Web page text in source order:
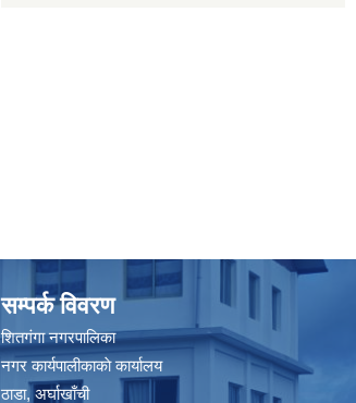
सम्पर्क विवरण
शितगंगा नगरपालिका
नगर कार्यपालीकाकाे कार्यालय
ठाडा, अर्घाखाँची